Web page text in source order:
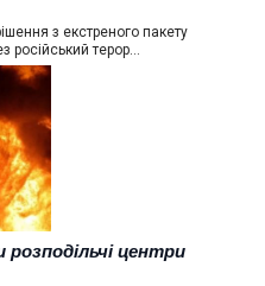
з екстреного пакету
російський терор…
розподільчі центри